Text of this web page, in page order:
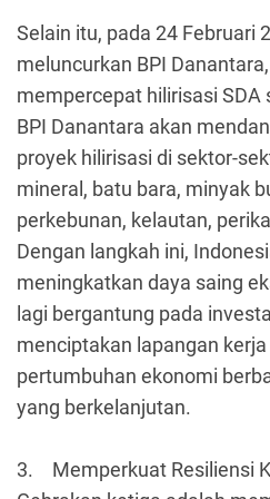
Selain itu, pada 24 Februari
meluncurkan BPI
mempercepat hilirisasi SDA
BPI Danantara akan
proyek hilirisasi di sektor-
mineral, batu bara, minyak
perkebunan, kelautan,
Dengan langkah ini,
meningkatkan daya saing
lagi bergantung pada
menciptakan lapangan
pertumbuhan ekonomi
yang berkelanjutan.
3.
Memperkuat Resiliensi